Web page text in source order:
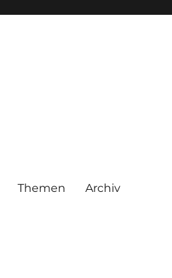
Themen Archiv